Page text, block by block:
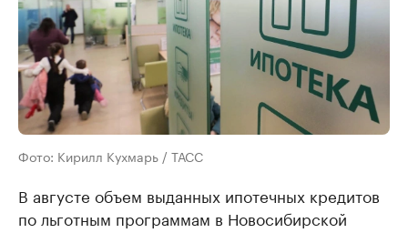
Фото: Кирилл Кухмарь / ТАСС
В августе объем выданных ипотечных кредитов
по льготным программам в Новосибирской